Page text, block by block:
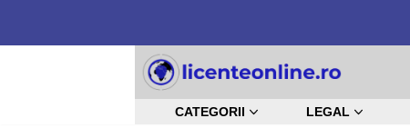
CATEGORII LEGAL